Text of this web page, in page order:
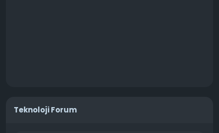
Teknoloji Forum